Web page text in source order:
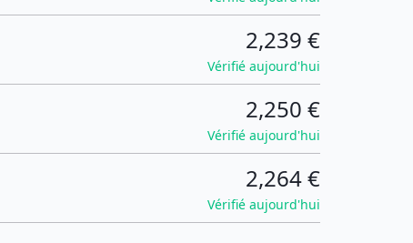
2,239 €
Vérifié aujourd'hui
2,250 €
Vérifié aujourd'hui
2,264 €
Vérifié aujourd'hui